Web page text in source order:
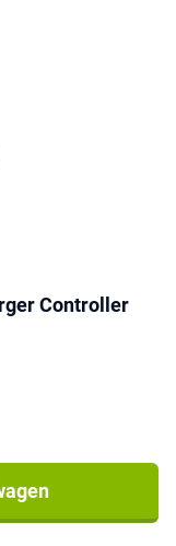
Controller